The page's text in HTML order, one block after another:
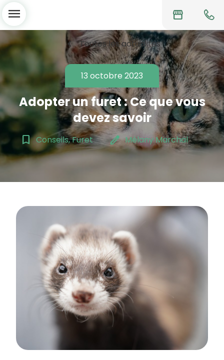
storefront
menu
chevron_left Toutes les actualités
13 octobre 2023
Adopter un furet : Ce que vous
devez savoir
bookmark_border Conseils, Furet edit Mélany Marchal